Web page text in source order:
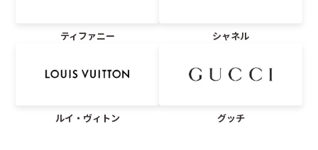
ティファニー シャネル
ルイ・ヴィトン グッチ